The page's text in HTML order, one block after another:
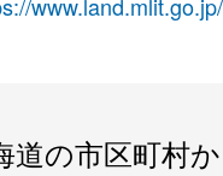
道の市区町村